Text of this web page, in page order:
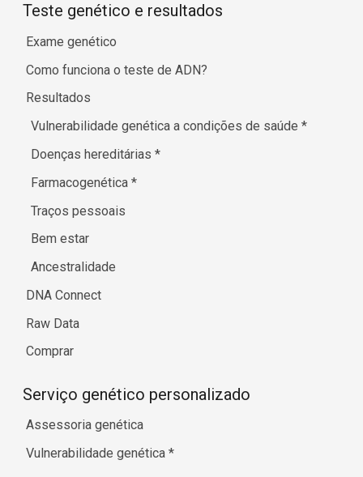
Teste genético e resultados
Exame genético
Como funciona o teste de ADN?
Resultados
Vulnerabilidade genética a condições de saúde*
Doenças hereditárias*
Farmacogenética*
Traços pessoais
Bem estar
Ancestralidade
DNA Connect
Raw Data
Comprar
Serviço genético personalizado
Assessoria genética
Vulnerabilidade genética *